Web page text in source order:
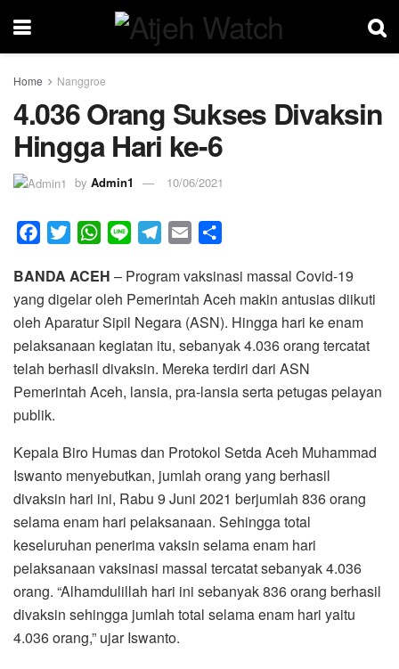
Home Nanggroe
4.036 Orang Sukses Divaksin
Hingga Hari ke-6
by Admin1 10/06/2021
c
e
b
o
o
k
i
t
t
e
r
W
a
t
s
A
p
p
n
e
l
e
g
r
a
m
a
i
l
a
r
e
BANDA ACEH – Program vaksinasi massal Covid-19
yang digelar oleh Pemerintah Aceh makin antusias diikuti
oleh Aparatur Sipil Negara (ASN). Hingga hari ke enam
pelaksanaan kegiatan itu, sebanyak 4.036 orang tercatat
telah berhasil divaksin. Mereka terdiri dari ASN
Pemerintah Aceh, lansia, pra-lansia serta petugas pelayan
publik.
Kepala Biro Humas dan Protokol Setda Aceh Muhammad
Iswanto menyebutkan, jumlah orang yang berhasil
divaksin hari ini, Rabu 9 Juni 2021 berjumlah 836 orang
selama enam hari pelaksanaan. Sehingga total
keseluruhan penerima vaksin selama enam hari
pelaksanaan vaksinasi massal tercatat sebanyak 4.036
orang. “Alhamdulillah hari ini sebanyak 836 orang berhasil
divaksin sehingga jumlah total selama enam hari yaitu
4.036 orang,” ujar Iswanto.